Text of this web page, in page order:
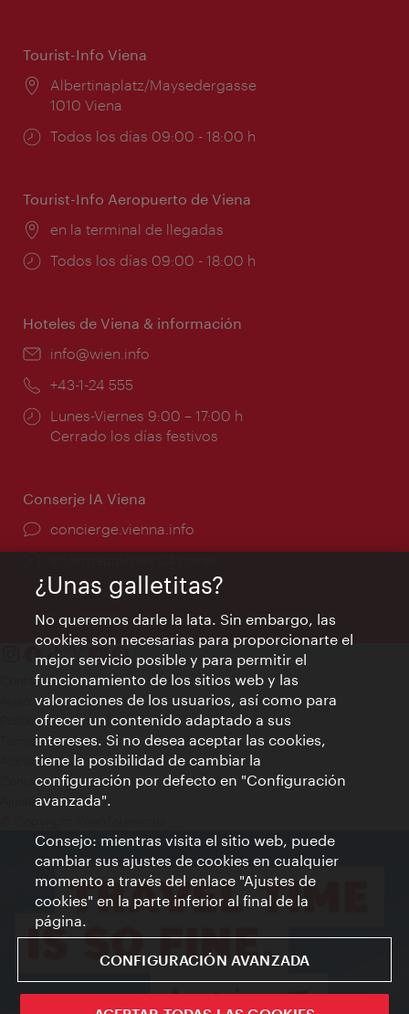
Tourist-Info Viena
Lugar:
Albertinaplatz/Maysedergasse
1010 Viena
Horarios
Todos los días 09:00 - 18:00 h
Tourist-Info Aeropuerto de Viena
Lugar:
en la terminal de llegadas
Horarios
Todos los días 09:00 - 18:00 h
Hoteles de Viena & información
e-
info@wien.info
Teléfono:
+43-1-24 555
Horarios
de
Lunes-Viernes 9:00 – 17:00 h
Cerrado los días festivos
Conserje IA Viena
concierge.vienna.info
Contacto
Aviso legal
Política de privacidad de datos
Terms of Use
Accesibilidad
Contacto para la prensa
Ajustes de cookie
¿Unas galletitas?
No queremos darle la lata. Sin embargo, las
cookies son necesarias para proporcionarte el
mejor servicio posible y para permitir el
funcionamiento de los sitios web y las
valoraciones de los usuarios, así como para
ofrecer un contenido adaptado a sus
intereses. Si no desea aceptar las cookies,
tiene la posibilidad de cambiar la
configuración por defecto en "Configuración
avanzada".
Consejo: mientras visita el sitio web, puede
cambiar sus ajustes de cookies en cualquier
momento a través del enlace "Ajustes de
cookies" en la parte inferior al final de la
página.
CONFIGURACIÓN AVANZADA